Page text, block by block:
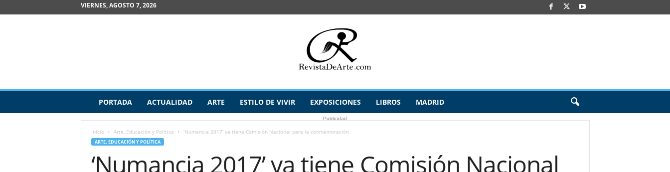
VIERNES, AGOSTO 7, 2026
v
PORTADA ACTUALIDAD ARTE ESTILO DE VIVIR EXPOSICIONES LIBROS MADRID
Publicidad
Inicio Arte, Educación y Política ‘Numancia 2017’ ya tiene Comisión Nacional para la conmemoración
ARTE, EDUCACIÓN Y POLÍTICA
‘Numancia 2017’ ya tiene Comisión Nacional